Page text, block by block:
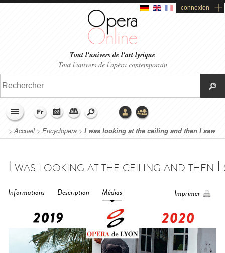
connexion
Tout l'univers de l'art lyrique
Tout l'univers de l'opéra contemporain
>Accueil> Encyclopera > I was looking at the ceiling and then I saw
the sky - Opéra national de Lyon (2020)
Informations Description Médias Imprimer